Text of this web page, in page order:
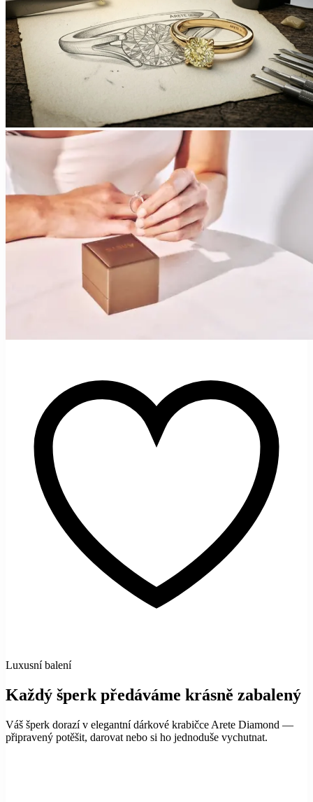
Luxusní balení
Každý šperk předáváme krásně zabalený
Váš šperk dorazí v elegantní dárkové krabičce Arete Diamond —
připravený potěšit, darovat nebo si ho jednoduše vychutnat.